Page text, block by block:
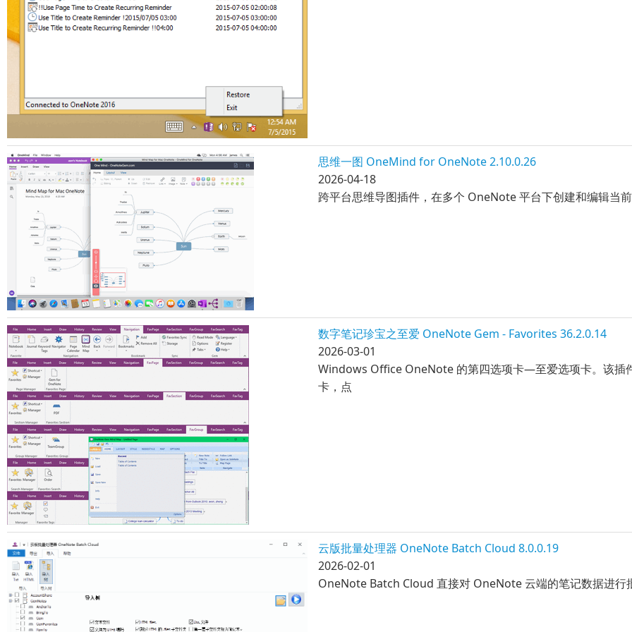
思维一图 OneMind for OneNote 2.10.0.26
2026-04-18
跨平台思维导图插件，在多个 OneNote 平台下创建和编辑当前
数字笔记珍宝之至爱 OneNote Gem - Favorites 36.2.0.14
2026-03-01
Windows Office OneNote 的第四选项卡—至爱选项卡。该插
卡，点
云版批量处理器 OneNote Batch Cloud 8.0.0.19
2026-02-01
OneNote Batch Cloud 直接对 OneNote 云端的笔记数据进行